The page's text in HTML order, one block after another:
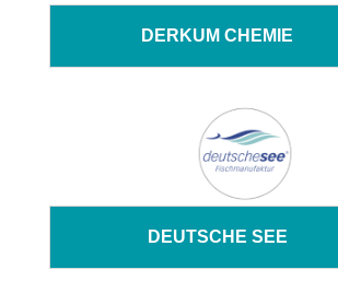
DERKUM CHEMIE
DEUTSCHE SEE